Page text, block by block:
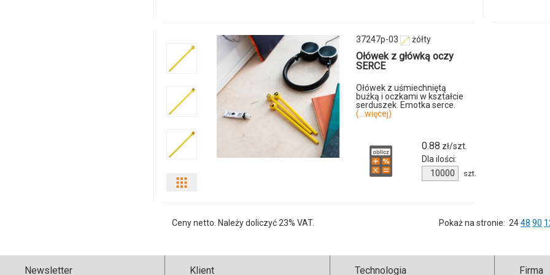
37787p-
ilości
37247p-03 żółty
Ołówek z główką oczy
SERCE
Ołówek z uśmiechniętą
buźką i oczkami w kształcie
serduszek. Emotka serce.
(...więcej)
0.88 zł/szt.
Dla ilości:
Ilość
produktu
szt.
Ceny netto. Należy doliczyć 23% VAT. Pokaż na stronie: 2448 90
Newsletter Klient Technologia Firma